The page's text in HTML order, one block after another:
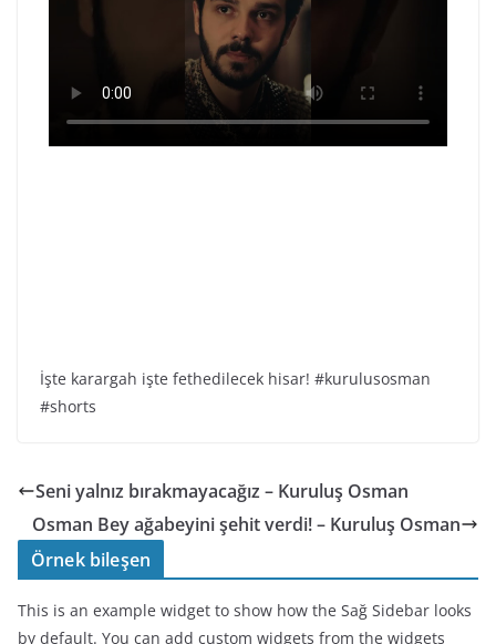
İşte karargah işte fethedilecek hisar! #kurulusosman
#shorts
Seni yalnız bırakmayacağız – Kuruluş Osman
Osman Bey ağabeyini şehit verdi! – Kuruluş Osman
Örnek bileşen
This is an example widget to show how the Sağ Sidebar looks
by default. You can add custom widgets from the widgets